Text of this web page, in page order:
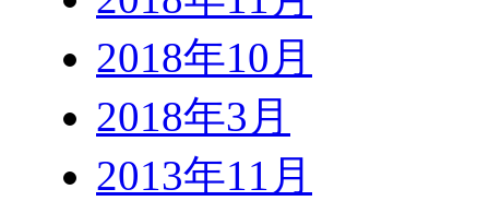
2018年10月
2018年3月
2013年11月